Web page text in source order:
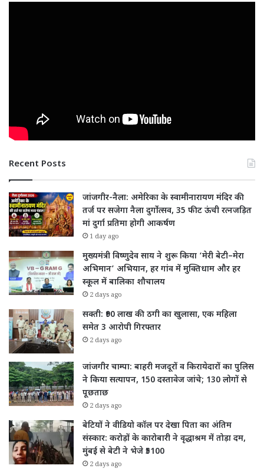
Recent Posts
जांजगीर-नैला: अमेरिका के स्वामीनारायण मंदिर की
तर्ज पर सजेगा नैला दुर्गोत्सव, 35 फीट ऊंची रत्नजड़ित
मां दुर्गा प्रतिमा होगी आकर्षण
1 day ago
मुख्यमंत्री विष्णुदेव साय ने शुरू किया ‘मेरी बेटी–मेरा
अभिमान’ अभियान, हर गांव में मुक्तिधाम और हर
स्कूल में बालिका शौचालय
2 days ago
सक्ती: ₹90 लाख की ठगी का खुलासा, एक महिला
समेत 3 आरोपी गिरफ्तार
2 days ago
जांजगीर चाम्पा: बाहरी मजदूरों व किरायेदारों का पुलिस
ने किया सत्यापन, 150 दस्तावेज जांचे; 130 लोगों से
पूछताछ
2 days ago
बेटियों ने वीडियो कॉल पर देखा पिता का अंतिम
संस्कार: करोड़ों के कारोबारी ने वृद्धाश्रम में तोड़ा दम,
मुंबई से बेटी ने भेजे ₹5100
2 days ago